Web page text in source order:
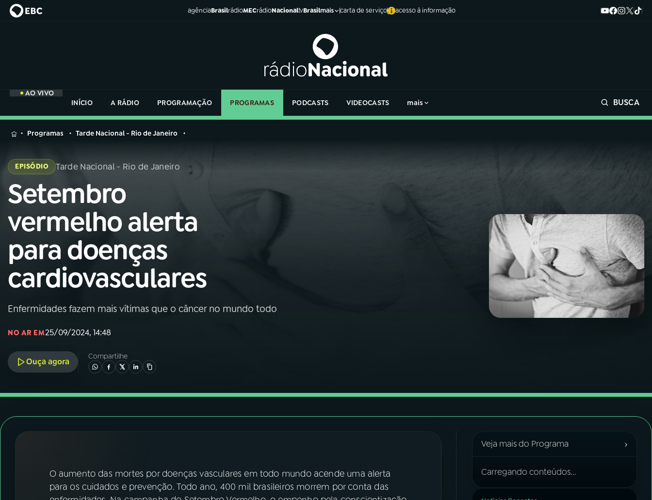
agênciaBrasilrádioMECrádioNacionaltvBrasilmais carta de serviço acesso à informação
AO VIVO
INÍCIO
A RÁDIO PROGRAMAÇÃO PROGRAMAS PODCASTS VIDEOCASTS mais BUSCA
MENU
Buscar
na
Rádio
Nacional
AO VIVO
01 INÍCIO
02 A RÁDIO
03PROGRAMAÇÃO
05PODCASTS
FESTIVAL DE MÚSICA
ACOMPANHE A RÁDIO NACIONAL
na
Rádio
Programas Tarde Nacional - Rio de Janeiro
EPISÓDIO Tarde Nacional - Rio de Janeiro
Setembro
vermelho alerta
para doenças
cardiovasculares
Enfermidades fazem mais vítimas que o câncer no mundo todo
NO AR EM25/09/2024, 14:48
Ouça agora
Compartilhe
O aumento das mortes por doenças vasculares em todo mundo acende uma alerta
para os cuidados e prevenção. Todo ano, 400 mil brasileiros morrem por conta das
Veja mais do Programa ›
Carregando conteúdos...